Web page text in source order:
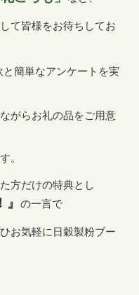
て皆様をお待ちしてお
と簡単なアンケートを実
がらお礼の品をご用意
。
方だけの特典とし
の一言で
お気軽に日穀製粉ブー